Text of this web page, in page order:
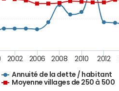
Annuité de la dette / habitant
Moyenne villages de 250 à 500
2002 2006 2008 2010 2012